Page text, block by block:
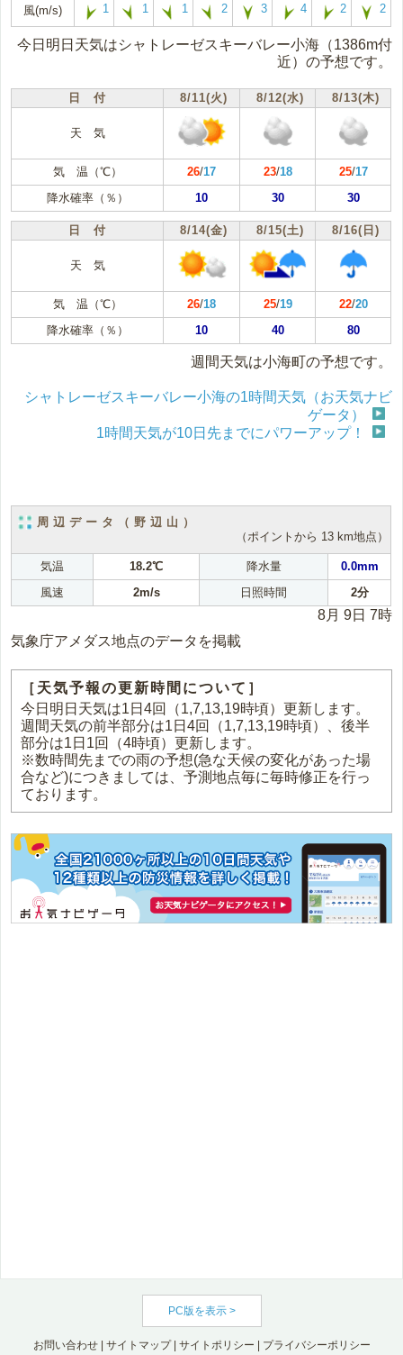
風(m/s) 1 1 1 2 3 4 2 2
今日明日天気はシャトレーゼスキーバレー小海（1386m付
近）の予想です。
日 付 8/11(火) 8/12(水) 8/13(木)
天 気
気 温（℃） 26/17 23/18 25/17
降水確率（％）
10 30 30
日 付 8/14(金) 8/15(土) 8/16(日)
天 気
気 温（℃） 26/18 25/19 22/20
降水確率（％）
10 40 80
週間天気は小海町の予想です。
シャトレーゼスキーバレー小海の1時間天気（お天気ナビ
ゲータ）
1時間天気が10日先までにパワーアップ！
周辺データ（野辺山）
（ポイントから 13 km地点）
気温 18.2℃ 降水量
0.0mm
風速
2m/s 日照時間 2分
8月 9日 7時
気象庁アメダス地点のデータを掲載
［天気予報の更新時間について］
今日明日天気は1日4回（1,7,13,19時頃）更新します。
週間天気の前半部分は1日4回（1,7,13,19時頃）、後半
部分は1日1回（4時頃）更新します。
※数時間先までの雨の予想(急な天候の変化があった場
合など)につきましては、予測地点毎に毎時修正を行っ
ております。
PC版を表示 >
お問い合わせ| サイトマップ| サイトポリシー プライバシーポリシー